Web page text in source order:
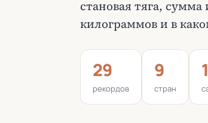
становая тяга,
килограммов и в
29
рекордов
9
стран